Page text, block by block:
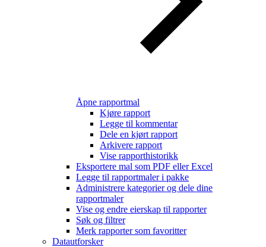
Åpne rapportmal
Kjøre rapport
Legge til kommentar
Dele en kjørt rapport
Arkivere rapport
Vise rapporthistorikk
Eksportere mal som PDF eller Excel
Legge til rapportmaler i pakke
Administrere kategorier og dele dine
rapportmaler
Vise og endre eierskap til rapporter
Søk og filtrer
Merk rapporter som favoritter
Datautforsker